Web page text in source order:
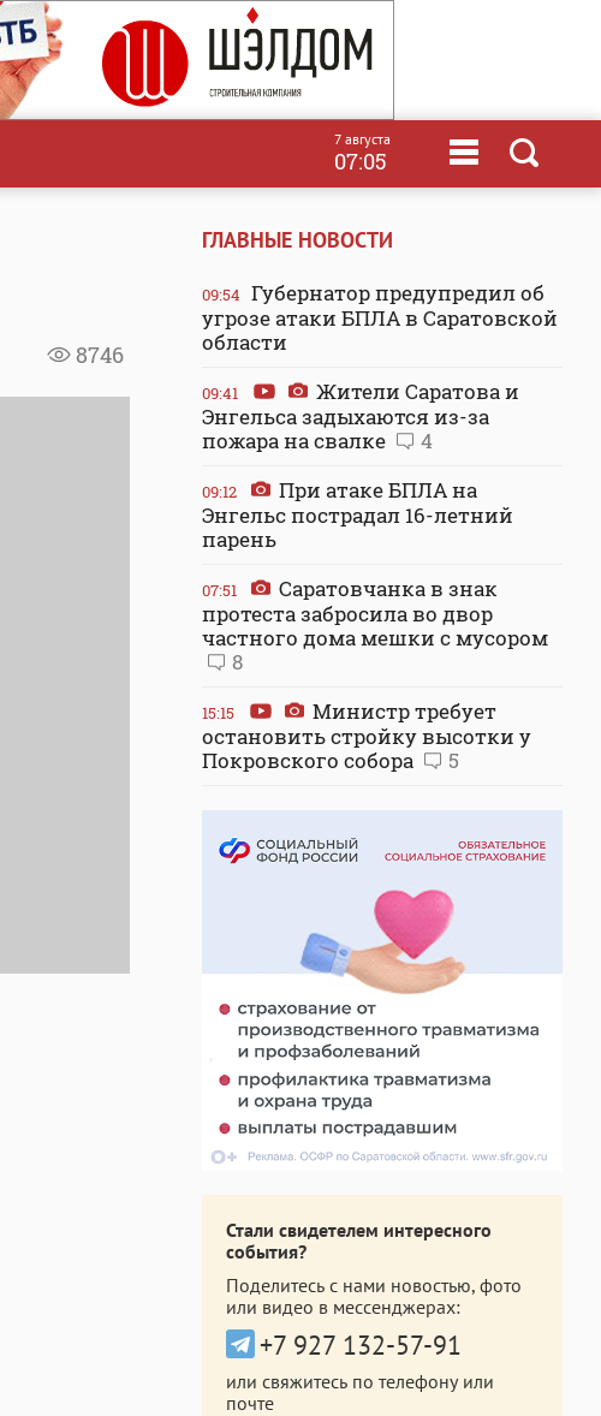
7 августа
07:05
8746
ГЛАВНЫЕ НОВОСТИ
09:54 Губернатор предупредил об
угрозе атаки БПЛА в Саратовской
области
09:41
Жители Саратова и
Энгельса задыхаются из-за
пожара на свалке
4
09:12
При атаке БПЛА на
Энгельс пострадал 16-летний
парень
07:51
Саратовчанка в знак
протеста забросила во двор
частного дома мешки с мусором
8
15:15
Министр требует
остановить стройку высотки у
Покровского собора
5
Стали свидетелем интересного
события?
Поделитесь с нами новостью, фото
или видео в мессенджерах:
+7 927 132-57-91
или свяжитесь по телефону или
почте